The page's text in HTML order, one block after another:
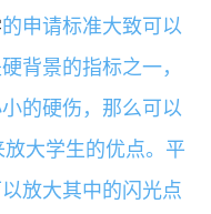
的申请标准大致可以
背景的指标之一，
的硬伤，那么可以
大学生的优点。平
放大其中的闪光点